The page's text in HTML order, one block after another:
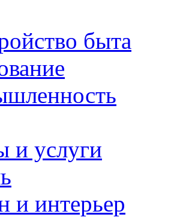
быта
и услуги
и интерьер